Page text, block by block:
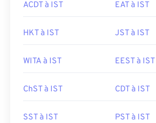
ACDT à IST EAT à IST
HKT à IST JST à IST
WITA à IST EEST à IST
ChST à IST CDT à IST
SST à IST PST à IST